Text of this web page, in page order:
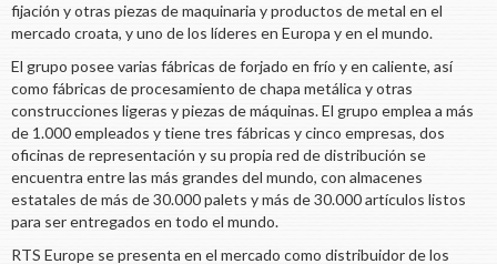
fijación y otras piezas de maquinaria y productos de metal en el
mercado croata, y uno de los líderes en Europa y en el mundo.
El grupo posee varias fábricas de forjado en frío y en caliente, así
como fábricas de procesamiento de chapa metálica y otras
construcciones ligeras y piezas de máquinas. El grupo emplea a más
de 1.000 empleados y tiene tres fábricas y cinco empresas, dos
oficinas de representación y su propia red de distribución se
encuentra entre las más grandes del mundo, con almacenes
estatales de más de 30.000 palets y más de 30.000 artículos listos
para ser entregados en todo el mundo.
RTS Europe se presenta en el mercado como distribuidor de los